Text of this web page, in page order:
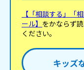
【「相談する」「
ール】 をかならず
ください。
キッズ